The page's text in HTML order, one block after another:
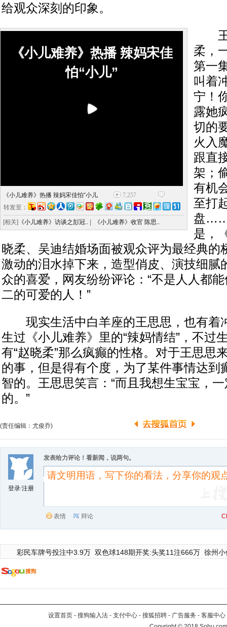
给观众深刻的印象。
《小儿难养》热播 辣妈宋佳
怕“小儿”
《小儿难养》热播 辣妈宋佳怕“小儿
7,257
转发至：
[相关] 《小儿难养》访谈之彭冠.. 《小儿难养》收官 陈思..
王
柔，
第一
叫着
宁！
露她
切的
火入
跟直
架；
有机
至打
盘……
是，
晓柔、吴迪结婚场面被观众评为最经典的
激动的泪水掉下来，造型俏皮、演技细腻
众的喜爱，网友纷纷评论：“不是人人都
二的可爱的人！”
现实生活中白羊座的王思思，也有着
生过《小儿难养》里的“辣妈情结”，不过
有“赵晓柔”那么疯癫的性格。对于王思思
的事，但是得有个度，为了某件事情达到
智的。王思思笑言：“而且我想生宝宝，
的。”
(责任编辑：尤俊乔)
登录/注册
发表给力评论！看新闻，说两句。
表情 辩论
彩民车牌号投注中3.9万 双色球148期开奖:头奖11注666万 徐州
设置首页 - 搜狗输入法 - 支付中心 - 搜狐招聘 - 广告服务 - 客服中心